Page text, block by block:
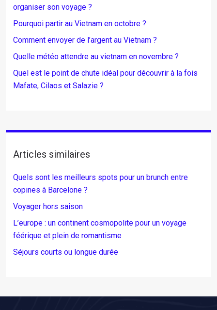
organiser son voyage ?
Pourquoi partir au Vietnam en octobre ?
Comment envoyer de l’argent au Vietnam ?
Quelle météo attendre au vietnam en novembre ?
Quel est le point de chute idéal pour découvrir à la fois
Mafate, Cilaos et Salazie ?
Articles similaires
Quels sont les meilleurs spots pour un brunch entre
copines à Barcelone ?
Voyager hors saison
L’europe : un continent cosmopolite pour un voyage
féérique et plein de romantisme
Séjours courts ou longue durée